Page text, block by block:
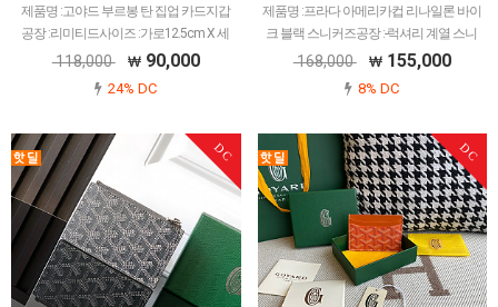
제품명 :고야드 부르봉 탄 집업 카드지갑
공장 :리미티드사이즈 :가로12.5cm X 세
로8.4cm X 폭1cm색상 :탄소재 :캔버스 앤
이 가장 최소화된 공장입니다.고야드에서
118,000 90,000
24% DC
제품명 :프라다 아메리카컵 리나일론 바이
크 블랙 스니커즈공장 :-럭셔리 계열 스니
커즈는 메이저 공장에서 취급되는 모델 많
공장과제가 현지에서 직접 발품 팔으며 체
168,000 155,000
8% DC
DC DC